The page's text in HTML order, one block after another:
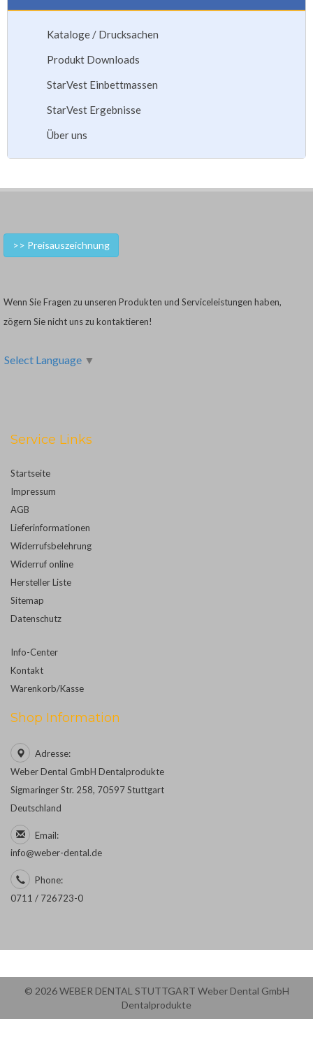
Kataloge / Drucksachen
Produkt Downloads
StarVest Einbettmassen
StarVest Ergebnisse
Über uns
>> Preisauszeichnung
Wenn Sie Fragen zu unseren Produkten und Serviceleistungen haben,
zögern Sie nicht uns zu kontaktieren!
Select Language ▼
Service Links
Startseite
Impressum
AGB
Lieferinformationen
Widerrufsbelehrung
Widerruf online
Hersteller Liste
Sitemap
Datenschutz
Info-Center
Kontakt
Warenkorb/Kasse
Shop Information
Adresse:
Weber Dental GmbH Dentalprodukte
Sigmaringer Str. 258, 70597 Stuttgart
Deutschland
Email:
info@weber-dental.de
Phone:
0711 / 726723-0
© 2026 WEBER DENTAL STUTTGART Weber Dental GmbH
Dentalprodukte